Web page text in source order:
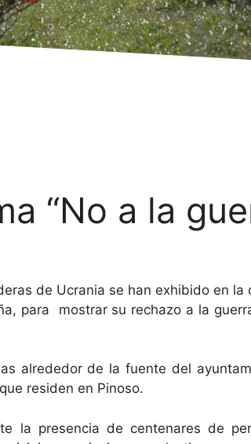
“No a la
de Ucrania se han exhibido en
para mostrar su rechazo a la
alrededor de la fuente del
residen en Pinoso.
la presencia de centenares de